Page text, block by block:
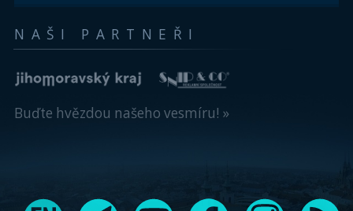
NAŠI PARTNEŘI
Buďte hvězdou našeho vesmíru! »